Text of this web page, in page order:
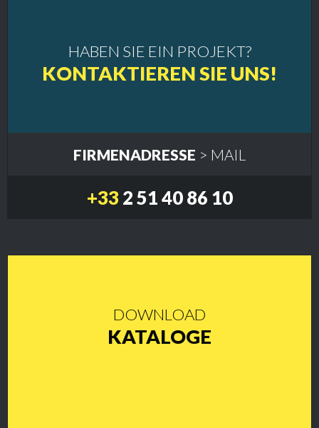
HABEN SIE EIN PROJEKT?
KONTAKTIEREN SIE UNS!
FIRMENADRESSE > MAIL
+33 2 51 40 86 10
DOWNLOAD
KATALOGE